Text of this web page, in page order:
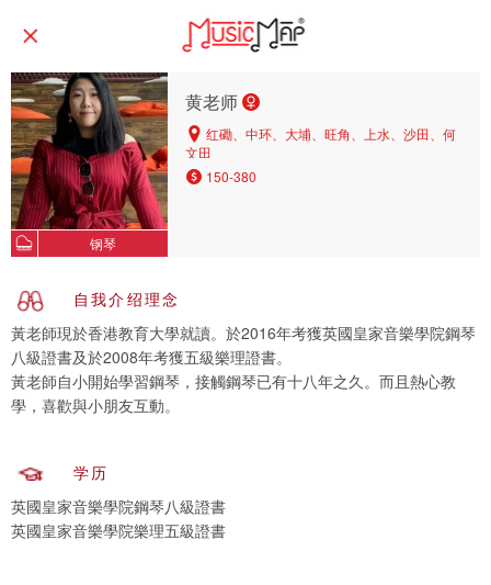
钢琴
黄老师
红磡、中环、大埔、旺角、上水、沙田、何
文田
150-380
自我介绍理念
黃老師現於香港教育大學就讀。於2016年考獲英國皇家音樂學院鋼琴
八級證書及於2008年考獲五級樂理證書。
黃老師自小開始學習鋼琴，接觸鋼琴已有十八年之久。而且熱心教
學，喜歡與小朋友互動。
学历
英國皇家音樂學院鋼琴八級證書
英國皇家音樂學院樂理五級證書